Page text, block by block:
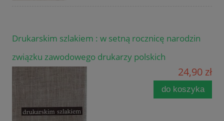
Drukarskim szlakiem : w setną rocznicę narodzin
związku zawodowego drukarzy polskich
24,90 zł
do koszyka